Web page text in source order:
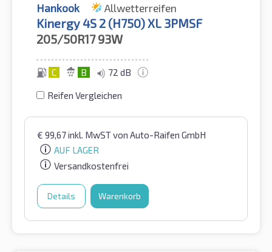
Hankook Allwetterreifen
Kinergy 4S 2 (H750) XL 3PMSF
205/50R17 93W
C B 72 dB
Reifen Vergleichen
€ 99,67inkl. MwSTvon Auto-Raifen GmbH
AUF LAGER
Versandkostenfrei
Details Warenkorb